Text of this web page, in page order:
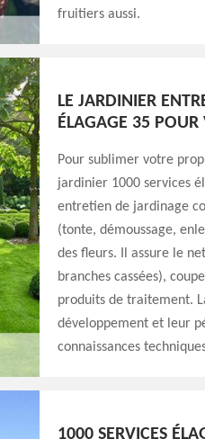
fruitiers aussi.
LE JARDINIER
ÉLAGAGE 35 POUR
Pour sublimer votre
jardinier 1000 services
entretien de jardinage
(tonte, démoussage,
des fleurs. Il assure le
branches cassées),
produits de traitement.
développement et leur
connaissances
1000 SERVICES